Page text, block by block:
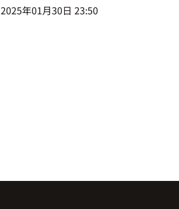
2025年01月30日 23:50